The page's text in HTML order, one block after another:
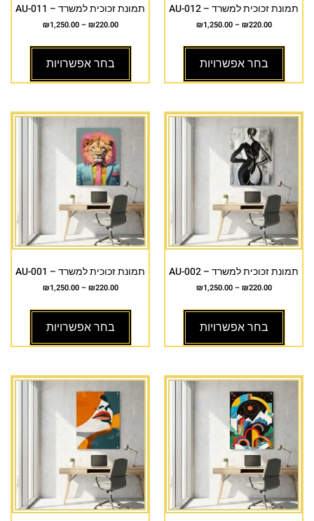
תמונת זכוכית למשרד – AU-012
₪220.00
–
₪1,250.00
בחר אפשרויות
תמונת זכוכית למשרד – AU-011
₪220.00
–
₪1,250.00
בחר אפשרויות
תמונת זכוכית למשרד – AU-002
₪220.00
–
₪1,250.00
בחר אפשרויות
תמונת זכוכית למשרד – AU-001
₪220.00
–
₪1,250.00
בחר אפשרויות